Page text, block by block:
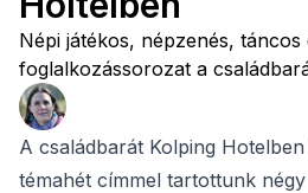
Népi játékos, népzenés, táncos
foglalkozássorozat a
A családbarát Kolping
témahét címmel tartottunk